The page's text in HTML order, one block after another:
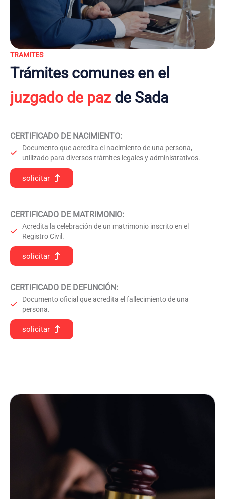
TRAMITES
Trámites comunes en el
juzgado de pazde Sada
CERTIFICADO DE NACIMIENTO:
Documento que acredita el nacimiento de una persona,
utilizado para diversos trámites legales y administrativos.
solicitar
CERTIFICADO DE MATRIMONIO:
Acredita la celebración de un matrimonio inscrito en el
Registro Civil.
solicitar
CERTIFICADO DE DEFUNCIÓN:
Documento oficial que acredita el fallecimiento de una
persona.
solicitar